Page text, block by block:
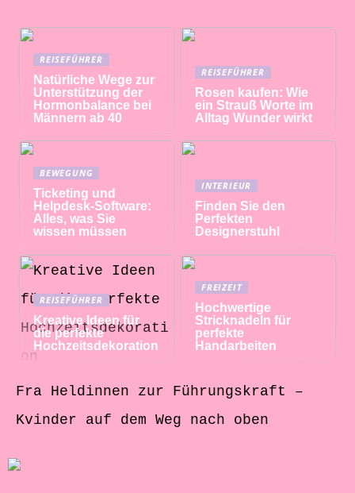
REISEFÜHRER
Natürliche Wege zur
Unterstützung der
Hormonbalance bei
Männern ab 40
REISEFÜHRER
Rosen kaufen: Wie
ein Strauß Worte im
Alltag Wunder wirkt
BEWEGUNG
Ticketing und
Helpdesk-Software:
Alles, was Sie
wissen müssen
INTERIEUR
Finden Sie den
Perfekten
Designerstuhl
REISEFÜHRER
Kreative Ideen für
die perfekte
Hochzeitsdekoration
FREIZEIT
Hochwertige
Stricknadeln für
perfekte
Handarbeiten
Fra Heldinnen zur Führungskraft –
Kvinder auf dem Weg nach oben